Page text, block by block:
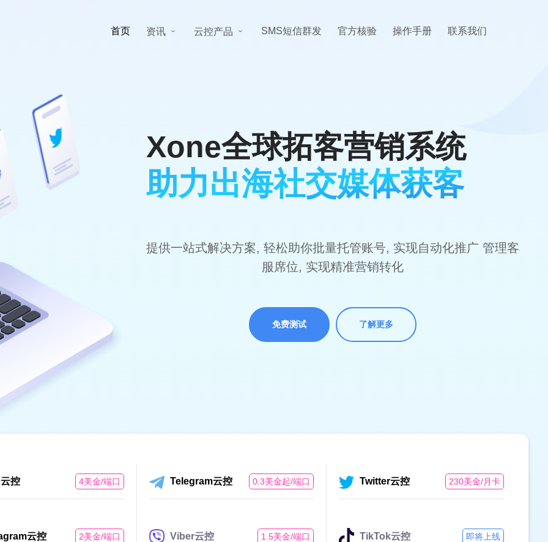
首页 资讯 云控产品 SMS短信群发 官方核验 操作手册 联系我们
Xone全球拓客营销系统
助力出海社交媒体获客
提供一站式解决方案, 轻松助你批量托管账号, 实现自动化推广 管理客
服席位, 实现精准营销转化
免费测试 了解更多
控 4美金/端口 Telegram云控 0.3美金起/端口 Twitter云控 230美金/月卡
云控 2美金/端口 Viber云控 1.5美金/端口 TikTok云控 即将上线